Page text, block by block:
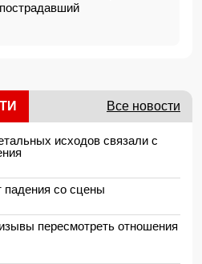
Все новости
исходов связали с
падения со сцены
пересмотреть отношения